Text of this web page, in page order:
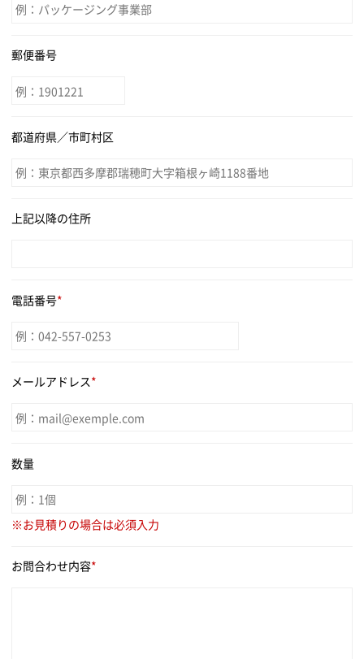
郵便番号
都道府県／市町村区
上記以降の住所
電話番号*
メールアドレス*
数量
※お見積りの場合は必須入力
お問合わせ内容*